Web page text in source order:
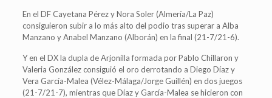
En el DF Cayetana Pérez y Nora Soler (Almería/La Paz)
consiguieron subir a lo más alto del podio tras superar a Alba
Manzano y Anabel Manzano (Alborán) en la final (21-7/21-6).
Y en el DX la dupla de Arjonilla formada por Pablo Chillaron y
Valeria González consiguió el oro derrotando a Diego Díaz y
Vera García-Malea (Vélez-Málaga/Jorge Guillén) en dos juegos
(21-7/21-7), mientras que Díaz y García-Malea se hicieron con